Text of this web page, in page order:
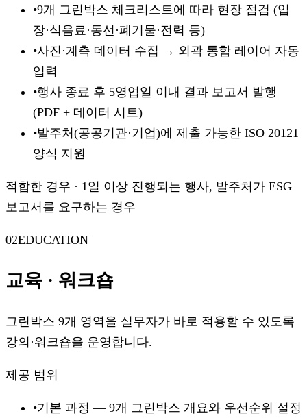
•9개 그린박스 체크리스트에 따라 현장 점검 (입
장·식음료·동선·폐기물·전력 등)
•사진·계측 데이터 수집 → 외곽 통합 레이어 자동
입력
•행사 종료 후 5영업일 이내 결과 보고서 발행
(PDF + 데이터 시트)
•발주처(공공기관·기업)에 제출 가능한 ISO 20121
양식 지원
적합한 경우 · 1일 이상 진행되는 행사, 발주처가 ESG
보고서를 요구하는 경우
02EDUCATION
교육 · 워크숍
그린박스 9개 영역을 실무자가 바로 적용할 수 있도록
강의·워크숍을 운영합니다.
제공 범위
•기본 과정 — 9개 그린박스 개요와 우선순위 설정